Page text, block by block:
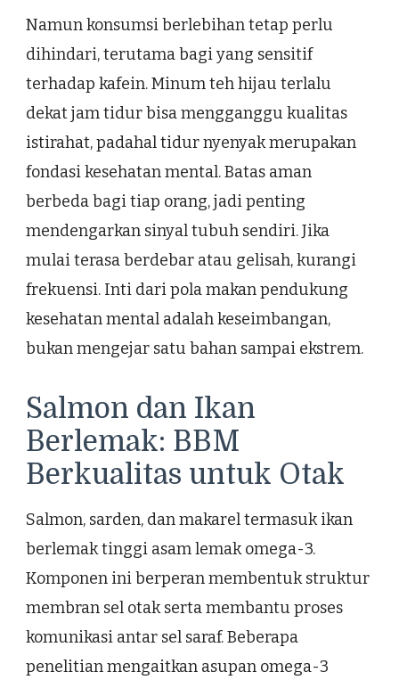
Namun konsumsi berlebihan tetap perlu
dihindari, terutama bagi yang sensitif
terhadap kafein. Minum teh hijau terlalu
dekat jam tidur bisa mengganggu kualitas
istirahat, padahal tidur nyenyak merupakan
fondasi kesehatan mental. Batas aman
berbeda bagi tiap orang, jadi penting
mendengarkan sinyal tubuh sendiri. Jika
mulai terasa berdebar atau gelisah, kurangi
frekuensi. Inti dari pola makan pendukung
kesehatan mental adalah keseimbangan,
bukan mengejar satu bahan sampai ekstrem.
Salmon dan Ikan
Berlemak: BBM
Berkualitas untuk Otak
Salmon, sarden, dan makarel termasuk ikan
berlemak tinggi asam lemak omega-3.
Komponen ini berperan membentuk struktur
membran sel otak serta membantu proses
komunikasi antar sel saraf. Beberapa
penelitian mengaitkan asupan omega-3